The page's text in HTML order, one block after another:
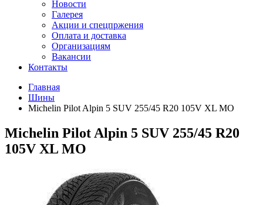
Новости
Галерея
Акции и спецпржения
Оплата и доставка
Организациям
Вакансии
Контакты
Главная
Шины
Michelin Pilot Alpin 5 SUV 255/45 R20 105V XL MO
Michelin Pilot Alpin 5 SUV 255/45 R20
105V XL MO